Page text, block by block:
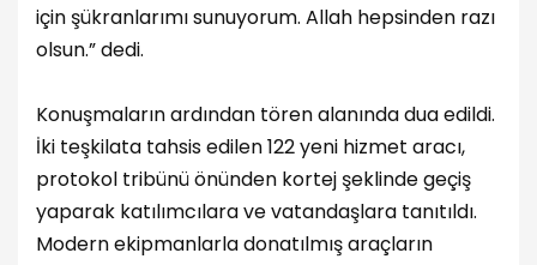
için şükranlarımı sunuyorum. Allah hepsinden razı
olsun.” dedi.
Konuşmaların ardından tören alanında dua edildi.
İki teşkilata tahsis edilen 122 yeni hizmet aracı,
protokol tribünü önünden kortej şeklinde geçiş
yaparak katılımcılara ve vatandaşlara tanıtıldı.
Modern ekipmanlarla donatılmış araçların